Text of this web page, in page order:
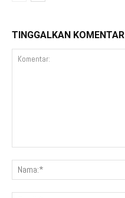
TINGGALKAN KOMENTAR